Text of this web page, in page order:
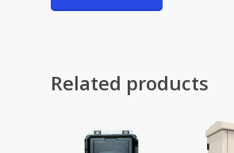
Related products